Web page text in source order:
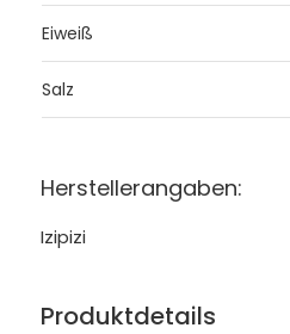
Eiweiß
Salz
Herstellerangaben:
Izipizi
Produktdetails